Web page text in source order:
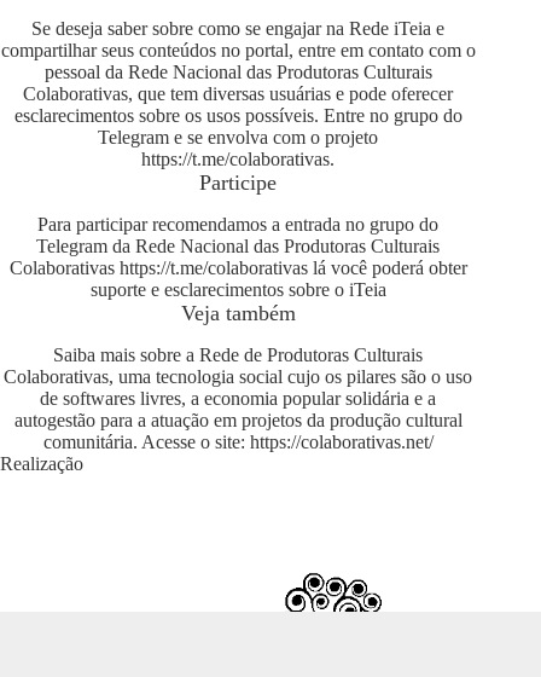
Se deseja saber sobre como se engajar na Rede iTeia e
compartilhar seus conteúdos no portal, entre em contato com o
pessoal da Rede Nacional das Produtoras Culturais
Colaborativas, que tem diversas usuárias e pode oferecer
esclarecimentos sobre os usos possíveis. Entre no grupo do
Telegram e se envolva com o projeto
https://t.me/colaborativas.
Participe
Para participar recomendamos a entrada no grupo do
Telegram da Rede Nacional das Produtoras Culturais
Colaborativas https://t.me/colaborativaslá você poderá obter
suporte e esclarecimentos sobre o iTeia
Veja também
Saiba mais sobre a Rede de Produtoras Culturais
Colaborativas, uma tecnologia social cujo os pilares são o uso
de softwares livres, a economia popular solidária e a
autogestão para a atuação em projetos da produção cultural
comunitária. Acesse o site: https://colaborativas.net/
Realização